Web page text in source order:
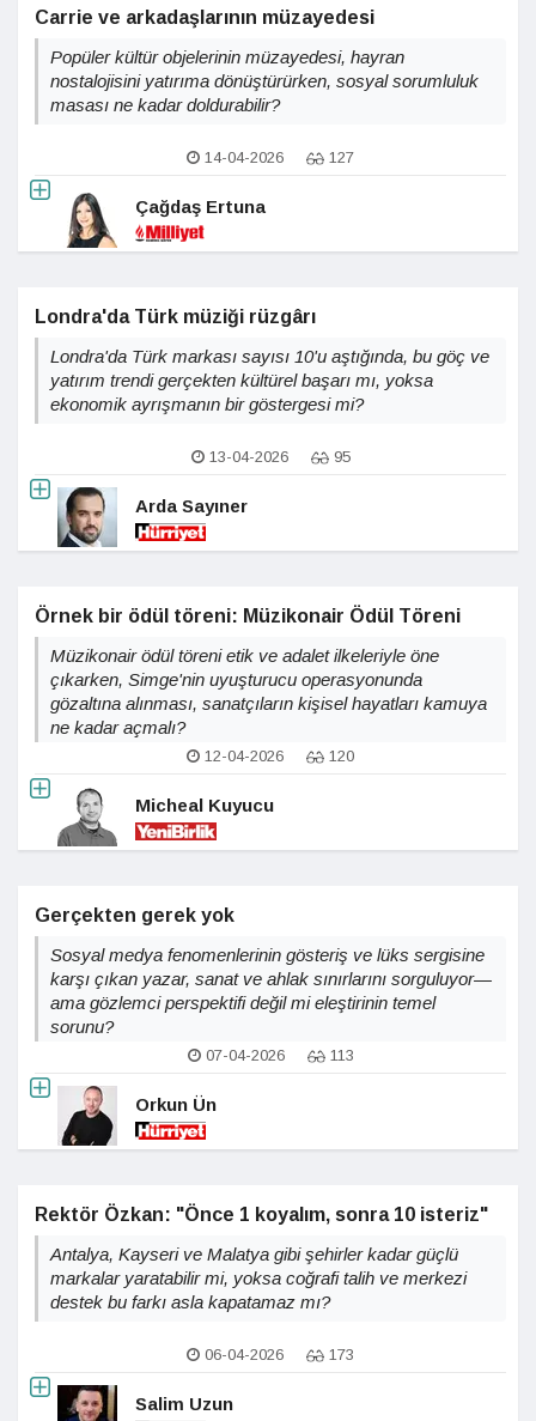
Carrie ve arkadaşlarının müzayedesi
Popüler kültür objelerinin müzayedesi, hayran
nostalojisini yatırıma dönüştürürken, sosyal sorumluluk
masası ne kadar doldurabilir?
14-04-2026 127
Çağdaş Ertuna
Londra'da Türk müziği rüzgârı
Londra'da Türk markası sayısı 10'u aştığında, bu göç ve
yatırım trendi gerçekten kültürel başarı mı, yoksa
ekonomik ayrışmanın bir göstergesi mi?
13-04-2026 95
Arda Sayıner
Örnek bir ödül töreni: Müzikonair Ödül Töreni
Müzikonair ödül töreni etik ve adalet ilkeleriyle öne
çıkarken, Simge'nin uyuşturucu operasyonunda
gözaltına alınması, sanatçıların kişisel hayatları kamuya
ne kadar açmalı?
12-04-2026 120
Micheal Kuyucu
Gerçekten gerek yok
Sosyal medya fenomenlerinin gösteriş ve lüks sergisine
karşı çıkan yazar, sanat ve ahlak sınırlarını sorguluyor—
ama gözlemci perspektifi değil mi eleştirinin temel
sorunu?
07-04-2026 113
Orkun Ün
Rektör Özkan: "Önce 1 koyalım, sonra 10 isteriz"
Antalya, Kayseri ve Malatya gibi şehirler kadar güçlü
markalar yaratabilir mi, yoksa coğrafi talih ve merkezi
destek bu farkı asla kapatamaz mı?
06-04-2026 173
Salim Uzun